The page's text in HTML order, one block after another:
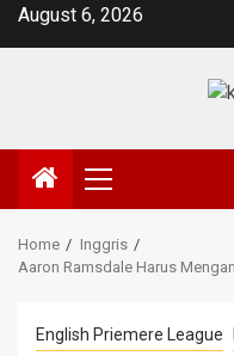
SkipAugust 6, 2026
Primary
Menu
Home
Inggris
Aaron Ramsdale Harus
English Priemere League